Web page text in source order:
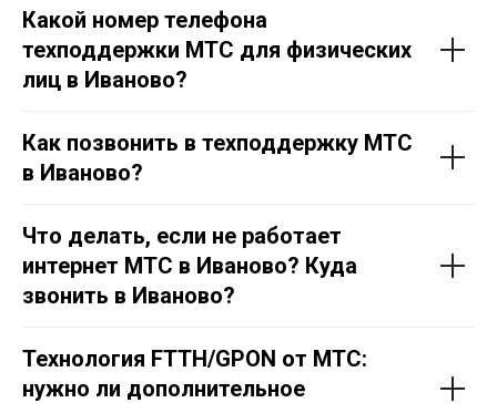
Какой номер телефона
техподдержки МТС для физических
лиц в Иваново?
Как позвонить в техподдержку МТС
в Иваново?
Что делать, если не работает
интернет МТС в Иваново? Куда
звонить в Иваново?
Технология FTTH/GPON от МТС:
нужно ли дополнительное